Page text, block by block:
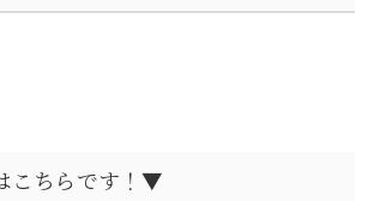
こちらです！▼